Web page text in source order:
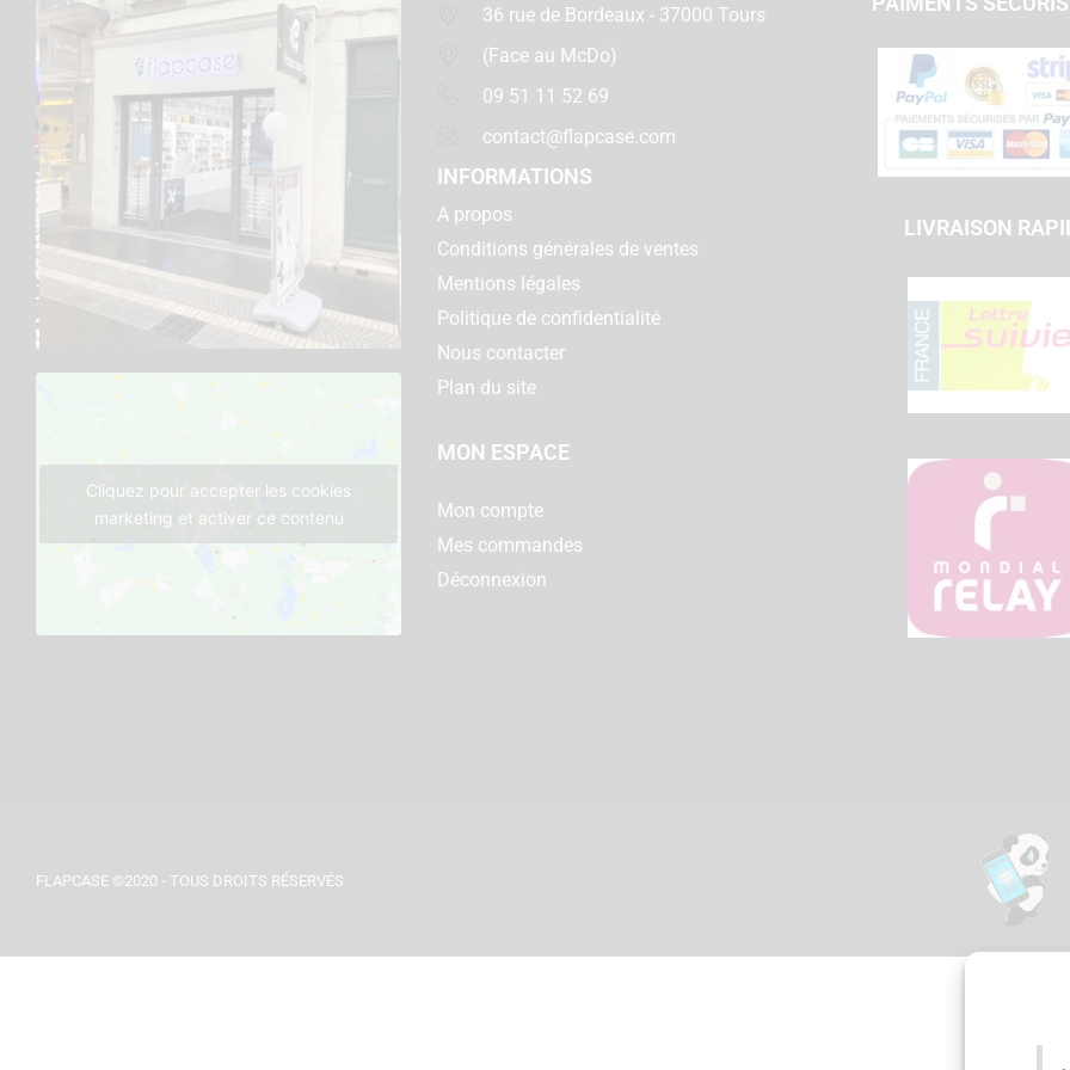
Cliquez pour accepter les cookies
marketing et activer ce contenu
36 rue de Bordeaux - 37000 Tours
(Face au McDo)
09 51 11 52 69
contact@flapcase.com
INFORMATIONS
A propos
Conditions générales de ventes
Mentions légales
Politique de confidentialité
Nous contacter
Plan du site
MON ESPACE
Mon compte
Mes commandes
Déconnexion
LIVRAISON
FLAPCASE ©2020 - TOUS DROITS RÉSERVÉS